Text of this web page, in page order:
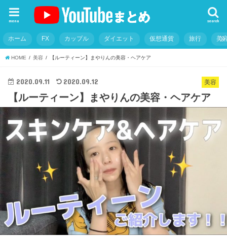
search
menu
ホーム FX カップル ダイエット 仮想通貨 旅行 美
HOME 美容 【ルーティーン】まやりんの美容・ヘアケア
美容
2020.09.11 2020.09.12
【ルーティーン】まやりんの美容・ヘアケア